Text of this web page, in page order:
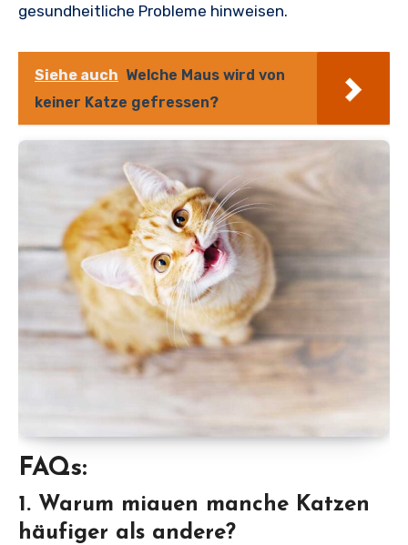
gesundheitliche Probleme hinweisen.
Siehe auch Welche Maus wird von
keiner Katze gefressen?
FAQs:
1. Warum miauen manche Katzen
häufiger als andere?